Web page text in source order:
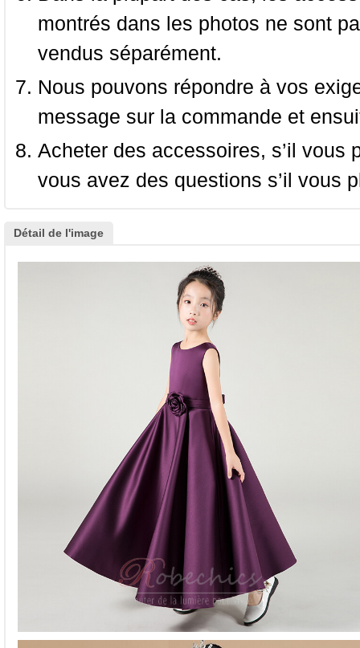
montrés dans les photos ne sont
vendus séparément.
Nous pouvons répondre à vos
message sur la commande et
Acheter des accessoires, s’il
vous avez des questions s’il vous
Détail de l'image